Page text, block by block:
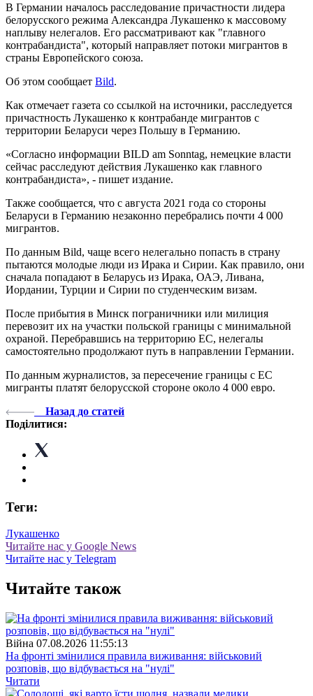
В Германии началось расследование причастности лидера
белорусского режима Александра Лукашенко к массовому
наплыву нелегалов. Его рассматривают как "главного
контрабандиста", который направляет потоки мигрантов в
страны Европейского союза.
Об этом сообщает Bild.
Как отмечает газета со ссылкой на источники, расследуется
причастность Лукашенко к контрабанде мигрантов с
территории Беларуси через Польшу в Германию.
«Согласно информации BILD am Sonntag, немецкие власти
сейчас расследуют действия Лукашенко как главного
контрабандиста», - пишет издание.
Также сообщается, что с августа 2021 года со стороны
Беларуси в Германию незаконно перебрались почти 4 000
мигрантов.
По данным Bild, чаще всего нелегально попасть в страну
пытаются молодые люди из Ирака и Сирии. Как правило, они
сначала попадают в Беларусь из Ирака, ОАЭ, Ливана,
Иордании, Турции и Сирии по студенческим визам.
После прибытия в Минск пограничники или милиция
перевозит их на участки польской границы с минимальной
охраной. Перебравшись на территорию ЕС, нелегалы
самостоятельно продолжают путь в направлении Германии.
По данным журналистов, за пересечение границы с ЕС
мигранты платят белорусской стороне около 4 000 евро.
Назад до статей
Поділитися:
Теги:
Лукашенко
Читайте нас у Google News
Читайте нас у Telegram
Читайте також
Війна 07.08.2026 11:55:13
На фронті змінилися правила виживання: військовий
розповів, що відбувається на "нулі"
Читати